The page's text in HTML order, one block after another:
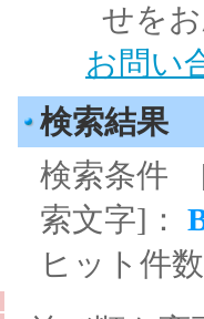
せを
お問い
検索結果
検索条件
索文字]：
ヒット件